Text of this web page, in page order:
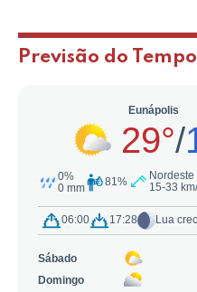
Previsão do Tempo